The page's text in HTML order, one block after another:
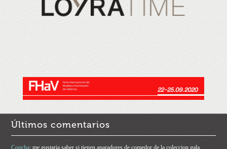
Últimos comentarios
Concha: me gustaria saber si tienen aparadores de comedor de la coleccion gala